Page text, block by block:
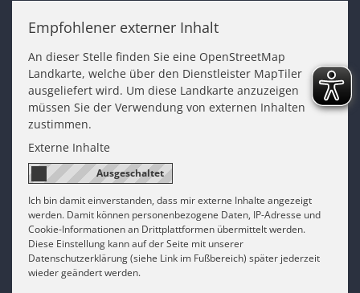
Empfohlener externer Inhalt
An dieser Stelle finden Sie eine OpenStreetMap
Landkarte, welche über den Dienstleister MapTiler
ausgeliefert wird. Um diese Landkarte anzuzeigen
müssen Sie der Verwendung von externen Inhalten
zustimmen.
Externe Inhalte
Ich bin damit einverstanden, dass mir externe Inhalte angezeigt
werden. Damit können personenbezogene Daten, IP-Adresse und
Cookie-Informationen an Drittplattformen übermittelt werden.
Diese Einstellung kann auf der Seite mit unserer
Datenschutzerklärung (siehe Link im Fußbereich) später jederzeit
wieder geändert werden.